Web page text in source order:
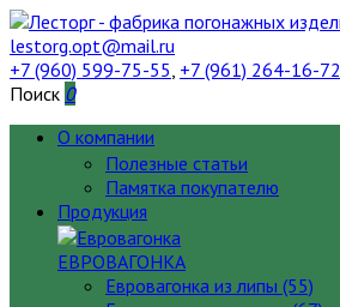
lestorg.opt@mail.ru
+7 (960) 599-75-55, +7 (961) 264-16-72
Поиск 0
О компании
Полезные статьи
Памятка покупателю
Продукция
ЕВРОВАГОНКА
Евровагонка из липы (55)